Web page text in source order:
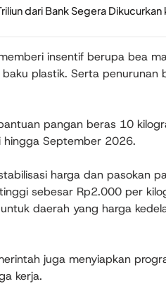
dari Bank Segera
insentif berupa bea
plastik. Serta penurunan
pangan beras 10
hingga September 2026.
harga dan pasokan
sebesar Rp2.000 per
daerah yang harga
juga menyiapkan
kerja.